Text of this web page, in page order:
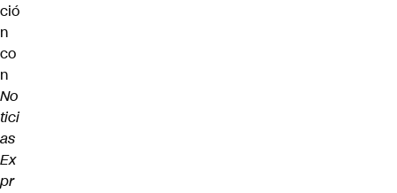
ció
n
co
n
No
tici
as
Ex
pr